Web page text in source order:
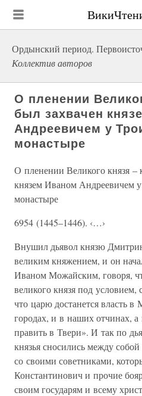
Ордынский период.
Коллектив авторов
О пленении
был захвачен
Андреевичем у
монастыре
О пленении Великого князя –
князем Иваном Андреевичем
монастыре
6954 (1445–1446). ‹…›
Внушил дьявол князю
великим княжением, и он
Иваном Можайским, говоря,
великого князя под
что царю достанется власть
городах, и в наших отчинах, а
править в Твери». И так по
князья сносились между
со своими советниками,
Константинович и прочие
своим государям и всему